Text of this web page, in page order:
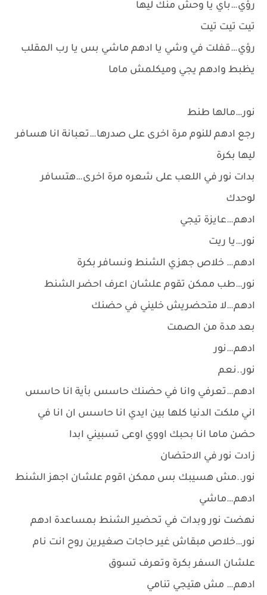
رؤي…باي يا وحش منك ليها
تيت تيت تيت
رؤي…قفلت في وشي يا ادهم ماشي بس يا رب المقلب
يظبط وادهم يجي وميكلمش ماما
نور…مالها طنط
رجع ادهم للنوم مرة اخرى على صدرها…تعبانة انا هسافر
ليها بكرة
بدات نور في اللعب على شعره مرة اخرى…هتسافر
لوحدك
ادهم…عايزة تيجي
نور…يا ريت
ادهم… خلاص جهزي الشنط ونسافر بكرة
نور…طب ممكن تقوم علشان اعرف احضر الشنط
ادهم…لا متحضريش خليني في حضنك
بعد مدة من الصمت
ادهم…نور
نور..نعم
ادهم…تعرفي وانا في حضنك حاسس بأية انا حاسس
اني ملكت الدنيا كلها بين ايدي انا حاسس ان انا في
حضن ماما انا بحبك اووي اوعى تسبيني ابدا
زادت نور في الاحتضان
نور..مش هسيبك بس ممكن اقوم علشان اجهز الشنط
ادهم…ماشي
نهضت نور وبدات في تحضير الشنط بمساعدة ادهم
نور…خلاص مبقاش غير حاجات صغيرين روح انت نام
علشان السفر بكرة وتعرف تسوق
ادهم… مش هتيجي تنامي